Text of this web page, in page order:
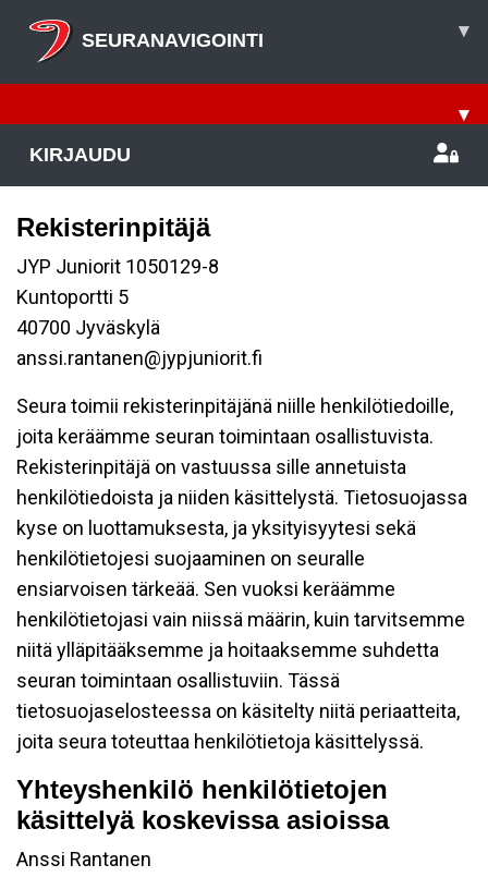
SEURANAVIGOINTI ▾
▾
KIRJAUDU
Rekisterinpitäjä
JYP Juniorit 1050129-8
Kuntoportti 5
40700 Jyväskylä
anssi.rantanen@jypjuniorit.fi
Seura toimii rekisterinpitäjänä niille henkilötiedoille,
joita keräämme seuran toimintaan osallistuvista.
Rekisterinpitäjä on vastuussa sille annetuista
henkilötiedoista ja niiden käsittelystä. Tietosuojassa
kyse on luottamuksesta, ja yksityisyytesi sekä
henkilötietojesi suojaaminen on seuralle
ensiarvoisen tärkeää. Sen vuoksi keräämme
henkilötietojasi vain niissä määrin, kuin tarvitsemme
niitä ylläpitääksemme ja hoitaaksemme suhdetta
seuran toimintaan osallistuviin. Tässä
tietosuojaselosteessa on käsitelty niitä periaatteita,
joita seura toteuttaa henkilötietoja käsittelyssä.
Yhteyshenkilö henkilötietojen
käsittelyä koskevissa asioissa
Anssi Rantanen